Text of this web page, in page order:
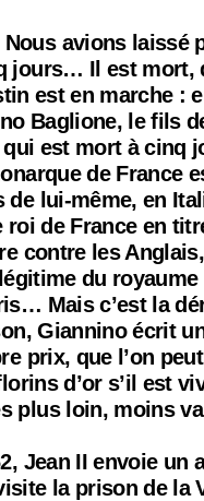
Nous avions laissé
jours… Il est mort,
est en marche :
Baglione, le fils
est mort à cinq
de France
de lui-même, en
de France en
contre les
du
Mais c’est la
Giannino écrit
prix, que l’on
d’or s’il est
plus loin, moins
Jean II envoie un
la prison de la